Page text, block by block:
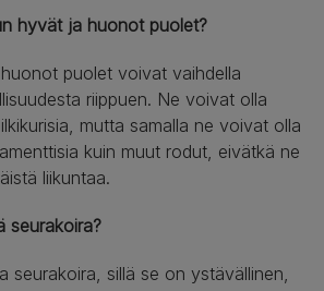
hyvät ja huonot puolet?
puolet voivat vaihdella
riippuen. Ne voivat olla
mutta samalla ne voivat olla
kuin muut rodut, eivätkä ne
liikuntaa.
seurakoira?
seurakoira, sillä se on ystävällinen,